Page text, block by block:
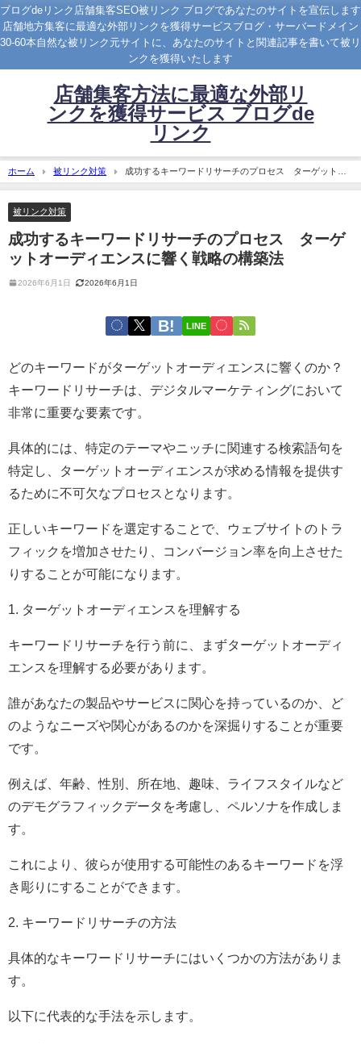
ブログdeリンク店舗集客SEO被リンク ブログであなたのサイトを宣伝します
店舗地方集客に最適な外部リンクを獲得サービスブログ・サーバードメイン
30-60本自然な被リンク元サイトに、あなたのサイトと関連記事を書いて被リ
ンクを獲得いたします
店舗集客方法に最適な外部リ
ンクを獲得サービス ブログde
リンク
ホーム 被リンク対策
成功するキーワードリサーチのプロセス ターゲットオ
ーディエンスに響く戦略の構築法
被リンク対策
成功するキーワードリサーチのプロセス ターゲ
ットオーディエンスに響く戦略の構築法
2026年6月1日 2026年6月1日
LINE
どのキーワードがターゲットオーディエンスに響くのか？
キーワードリサーチは、デジタルマーケティングにおいて
非常に重要な要素です。
具体的には、特定のテーマやニッチに関連する検索語句を
特定し、ターゲットオーディエンスが求める情報を提供す
るために不可欠なプロセスとなります。
正しいキーワードを選定することで、ウェブサイトのトラ
フィックを増加させたり、コンバージョン率を向上させた
りすることが可能になります。
1. ターゲットオーディエンスを理解する
キーワードリサーチを行う前に、まずターゲットオーディ
エンスを理解する必要があります。
誰があなたの製品やサービスに関心を持っているのか、ど
のようなニーズや関心があるのかを深掘りすることが重要
です。
例えば、年齢、性別、所在地、趣味、ライフスタイルなど
のデモグラフィックデータを考慮し、ペルソナを作成しま
す。
これにより、彼らが使用する可能性のあるキーワードを浮
き彫りにすることができます。
2. キーワードリサーチの方法
具体的なキーワードリサーチにはいくつかの方法がありま
す。
以下に代表的な手法を示します。